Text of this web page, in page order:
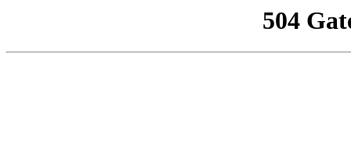
504